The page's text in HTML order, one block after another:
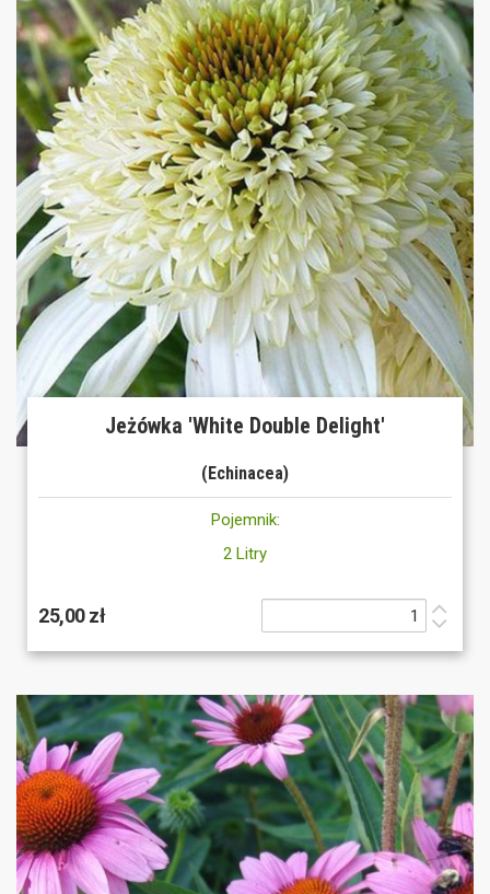
Jeżówka 'White Double Delight'
(Echinacea)
Pojemnik:
2 Litry
25,00 zł